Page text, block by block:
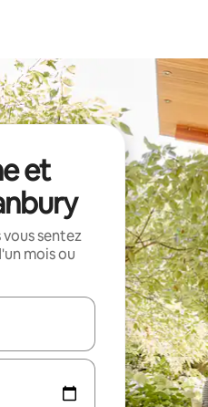
et
sentez
mois ou
les flèches vers le haut et vers